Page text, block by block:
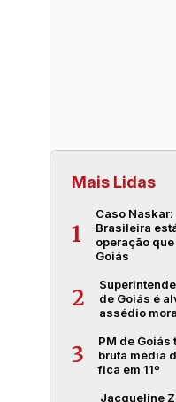
Mais Lidas
1
Caso
Brasileira
operação
Goiás
2
de Goiás é
assédio
3
PM de Goiás
bruta média
fica em 11º
Jacqueline